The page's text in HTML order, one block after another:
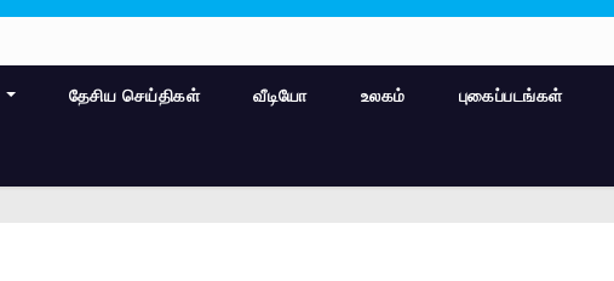
தேசிய செய்திகள் வீடியோ உலகம் புகைப்படங்கள்